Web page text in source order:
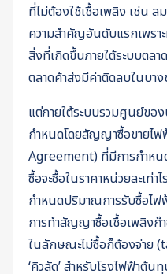
ที่ไม่ต้องใช้เชื้อเพลิง เช่น ล
ความสำคัญอันดับแรกเพร
สิ่งที่เกิดขึ้นภายใต้ระบบตล
ตลาดค้าส่งมีค่าติดลบในบาง
แต่ภายใต้ระบบรวมศูนย์ขอ
กำหนดโดยสัญญาซื้อขายไ
Agreement) ที่มีการกำหน
ซื้อจะซื้อในราคาหน่วยละเท่
กำหนดปริมาณการรับซื้อไ
การทำสัญญาซื้อเชื้อเพลิงก๊
ในลักษณะไม่ซื้อก็ต้องจ่าย
‘คิวลัด’ สำหรับโรงไฟฟ้าต้น